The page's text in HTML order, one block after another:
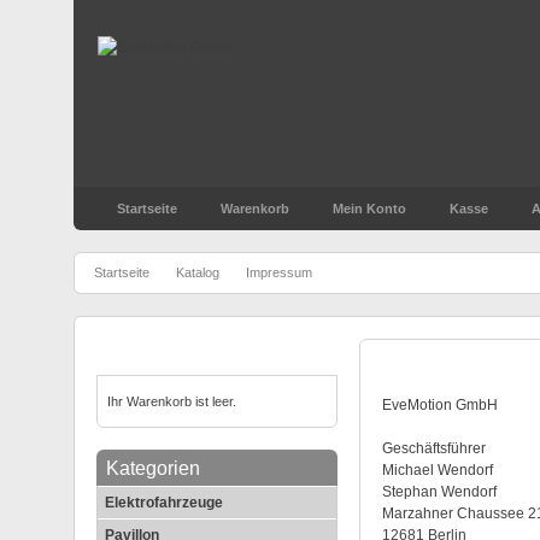
Startseite Warenkorb Mein Konto Kasse
Startseite Katalog Impressum
Ihr Warenkorb ist leer.
Kategorien
Elektrofahrzeuge
Pavillon
EveMotion GmbH
Geschäftsführer
Michael Wendorf
Stephan Wendorf
Marzahner Chaussee
12681 Berlin